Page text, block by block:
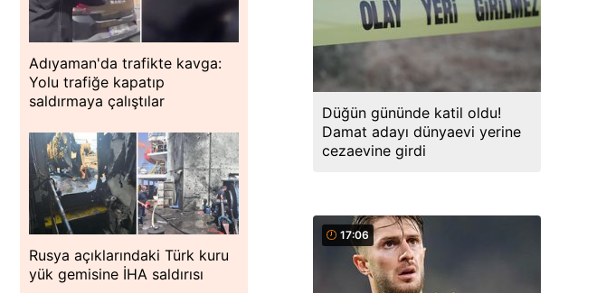
Adıyaman'da trafikte kavga:
Yolu trafiğe kapatıp
saldırmaya çalıştılar
Rusya açıklarındaki Türk kuru
yük gemisine İHA saldırısı
Düğün gününde katil oldu!
Damat adayı dünyaevi yerine
cezaevine girdi
17:06